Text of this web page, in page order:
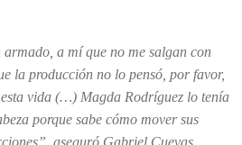
a mí que no me salgan con
la producción no lo pensó, por favor,
esta vida (…) Magda Rodríguez lo tenía
porque sabe cómo mover sus
aseguró Gabriel Cuevas.